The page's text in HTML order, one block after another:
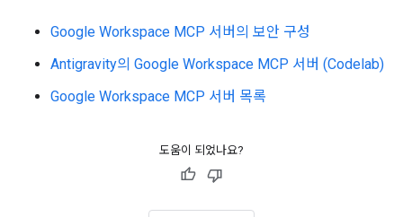
Google Workspace MCP 서버의 보안 구성
Antigravity의 Google Workspace MCP 서버 (Codelab)
Google Workspace MCP 서버 목록
도움이 되었나요?